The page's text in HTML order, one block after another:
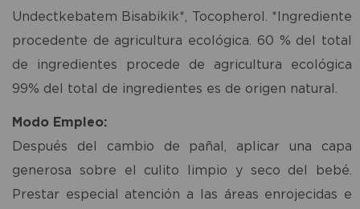
Undectkebatem Bisabikik*, Tocopherol. *Ingrediente
procedente de agricultura ecológica. 60 % del total
de ingredientes procede de agricultura ecológica
99% del total de ingredientes es de origen natural.
Modo Empleo:
Después del cambio de pañal, aplicar una capa
generosa sobre el culito limpio y seco del bebé.
Prestar especial atención a las áreas enrojecidas e